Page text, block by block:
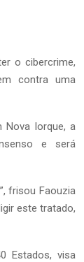
o cibercrime,
contra uma
Iorque, a
e será
frisou Faouzia
este tratado,
Estados, visa